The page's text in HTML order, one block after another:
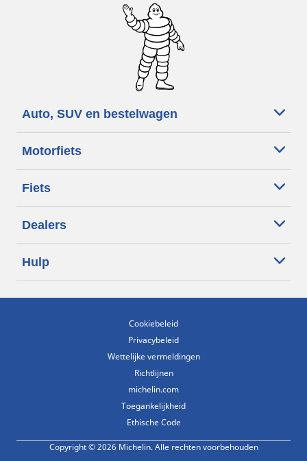
Auto, SUV en bestelwagen
Motorfiets
Fiets
Dealers
Hulp
Cookiebeleid
Privacybeleid
Wettelijke vermeldingen
Richtlijnen
michelin.com
Toegankelijkheid
Ethische Code
Copyright © 2026 Michelin. Alle rechten voorbehouden